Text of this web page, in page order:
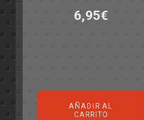
6,95€
AÑADIR AL
CARRITO